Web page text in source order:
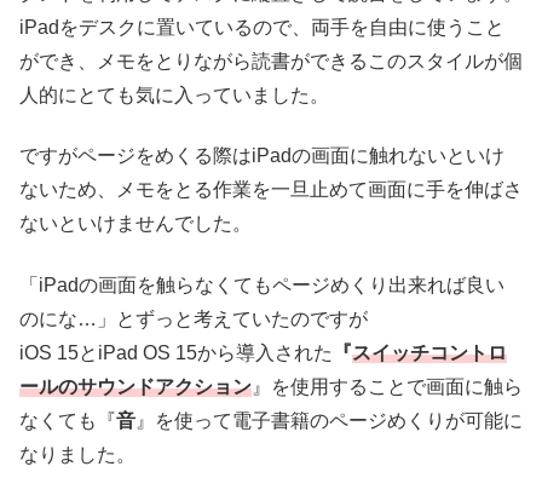
iPadをデスクに置いているので、両手を自由に使うこと
ができ、メモをとりながら読書ができるこのスタイルが個
人的にとても気に入っていました。
ですがページをめくる際はiPadの画面に触れないといけ
ないため、メモをとる作業を一旦止めて画面に手を伸ばさ
ないといけませんでした。
「iPadの画面を触らなくてもページめくり出来れば良い
のにな…」とずっと考えていたのですが
iOS 15とiPad OS 15から導入された
『スイッチコントロ
ールのサウンドアクション 』を使用することで画面に触ら
なくても『音 』を使って電子書籍のページめくりが可能に
なりました。